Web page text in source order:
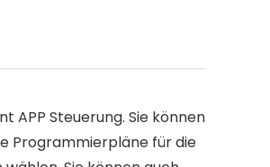
Steuerung. Sie können
Programmierpläne für die